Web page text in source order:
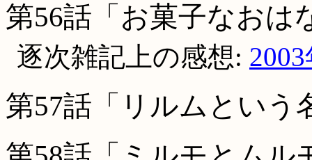
第56話「お菓子なおは
逐次雑記上の感想:
第57話「リルムという